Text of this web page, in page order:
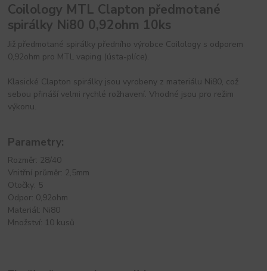
Coilology MTL Clapton předmotané
spirálky Ni80 0,92ohm 10ks
Již předmotané spirálky předního výrobce Coilology s odporem
0,92ohm pro MTL vaping (ústa-plíce).
Klasické Clapton spirálky jsou vyrobeny z materiálu Ni80, což
sebou přináší velmi rychlé rožhavení. Vhodné jsou pro režim
výkonu.
Parametry:
Rozměr: 28/40
Vnitřní průměr: 2,5mm
Otočky: 5
Odpor: 0,92ohm
Materiál: Ni80
Množství: 10 kusů